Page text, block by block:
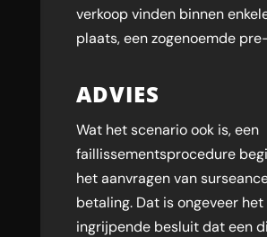
verkoop vinden binnen
plaats, een zogenoemde
ADVIES
Wat het scenario ook is, een
faillissementsprocedure
het aanvragen van
betaling. Dat is ongeveer
ingrijpende besluit dat een